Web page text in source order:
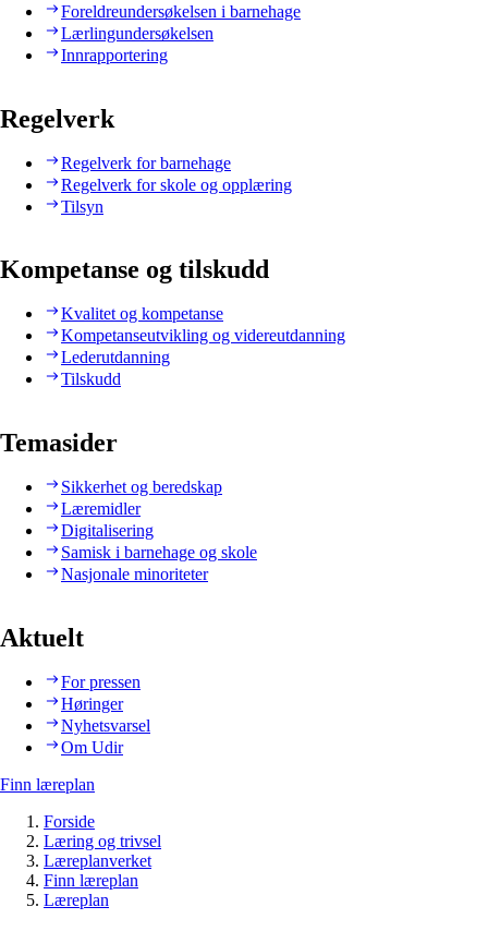
Foreldreundersøkelsen i barnehage
Lærlingundersøkelsen
Innrapportering
Regelverk
Regelverk for barnehage
Regelverk for skole og opplæring
Tilsyn
Kompetanse og tilskudd
Kvalitet og kompetanse
Kompetanseutvikling og videreutdanning
Lederutdanning
Tilskudd
Temasider
Sikkerhet og beredskap
Læremidler
Digitalisering
Samisk i barnehage og skole
Nasjonale minoriteter
Aktuelt
For pressen
Høringer
Nyhetsvarsel
Om Udir
Finn læreplan
Forside
Læring og trivsel
Læreplanverket
Finn læreplan
Læreplan